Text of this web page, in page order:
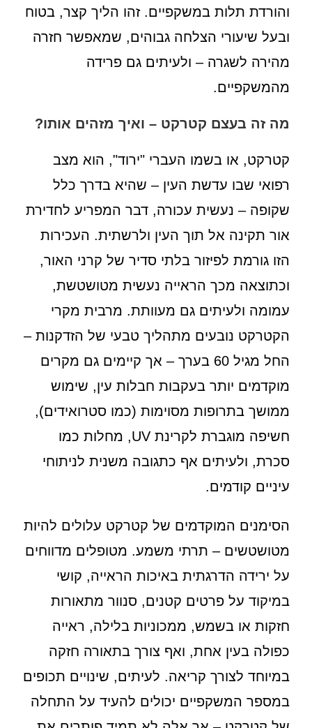
והורדת תלות במשקפיים. זהו הליך קצר, בטוח
ובעל שיעורי הצלחה גבוהים, שמאפשר חזרה
מהירה לשגרה – ולעיתים גם פרידה
מהמשקפיים.
מה זה בעצם קטרקט – ואיך מזהים אותו?
קטרקט, או בשמו העברי "ירוד", הוא מצב
רפואי שבו עדשת העין – שהיא בדרך כלל
שקופה – נעשית עכורה, דבר המפריע לחדירת
אור תקינה אל תוך העין ולרשתית. העכירות
הזו גורמת לפיזור בלתי סדיר של קרני האור,
וכתוצאה מכך הראייה נעשית מטושטשת,
עמומה ולעיתים גם מעוותת. מרבית מקרי
הקטרקט נובעים מתהליך טבעי של הזדקנות –
החל מגיל 60 בערך – אך קיימים גם מקרים
מוקדמים יותר בעקבות חבלות עין, שימוש
ממושך בתרופות מסוימות (כמו סטרואידים),
חשיפה מוגברת לקרינת UV, מחלות כמו
סכרת, ולעיתים אף כתגובה משנית לניתוחי
עיניים קודמים.
הסימנים המוקדמים של קטרקט עלולים להיות
מטושטשים – תרתי משמע. מטופלים מדווחים
על ירידה הדרגתית באיכות הראייה, קושי
במיקוד על פרטים קטנים, סנוור מתאורות
חזקות או בשמש, ממכוניות בלילה, ראייה
כפולה בעין אחת, ואף צורך בתאורה חזקה
במיוחד לצורך קריאה. לעיתים, שינויים תכופים
במספר המשקפיים יכולים להעיד על התחלה